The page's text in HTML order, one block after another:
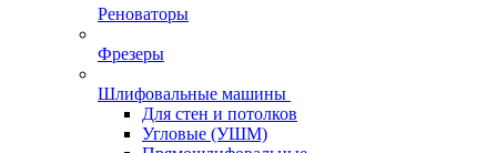
Реноваторы
Фрезеры
Шлифовальные машины
Для стен и потолков
Угловые (УШМ)